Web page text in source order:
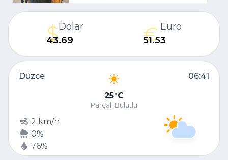
Dolar
43.69
Euro
51.53
Düzce
06:41
25 C
Parçalı Bulutlu
2 km/h
0%
76%